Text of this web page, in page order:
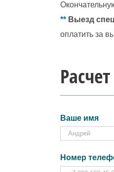
** Выезд
оплатить за
Ваше имя
Номер